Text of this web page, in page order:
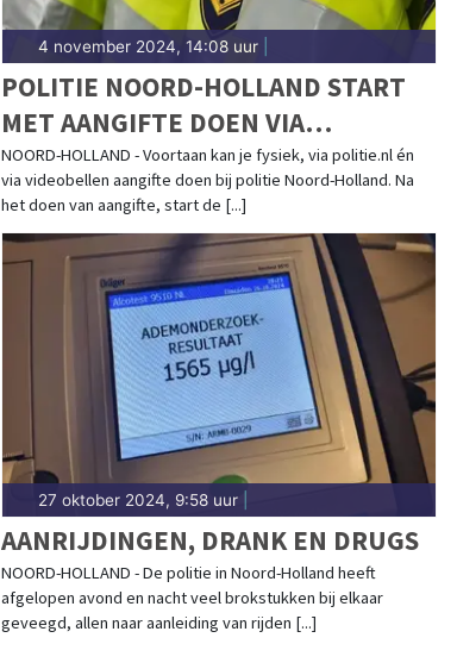
4 november 2024, 14:08 uur|
POLITIE NOORD-HOLLAND START
MET AANGIFTE DOEN VIA
VIDEOBELLEN
NOORD-HOLLAND - Voortaan kan je fysiek, via politie.nl én
via videobellen aangifte doen bij politie Noord-Holland. Na
het doen van aangifte, start de [...]
27 oktober 2024, 9:58 uur|
AANRIJDINGEN, DRANK EN DRUGS
NOORD-HOLLAND - De politie in Noord-Holland heeft
afgelopen avond en nacht veel brokstukken bij elkaar
geveegd, allen naar aanleiding van rijden [...]